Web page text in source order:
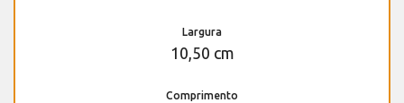
Largura
10,50 cm
Comprimento